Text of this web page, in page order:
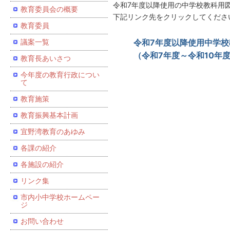
令和7年度以降使用の中学校教科用
下記リンク先をクリックしてくださ
令和7年度以降使用中学
（令和7年度～令和10年
教育委員会の概要
教育委員
議案一覧
教育長あいさつ
今年度の教育行政につい
て
教育施策
教育振興基本計画
宜野湾教育のあゆみ
各課の紹介
各施設の紹介
リンク集
市内小中学校ホームペー
ジ
お問い合わせ